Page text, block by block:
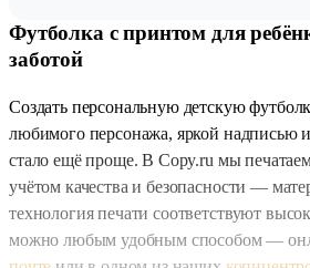
Футболка с принтом для
заботой
Создать персональную детскую
любимого персонажа, яркой надписью
стало ещё проще. В Copy.ru мы
учётом качества и безопасности —
технология печати соответствуют
можно любым удобным способом —